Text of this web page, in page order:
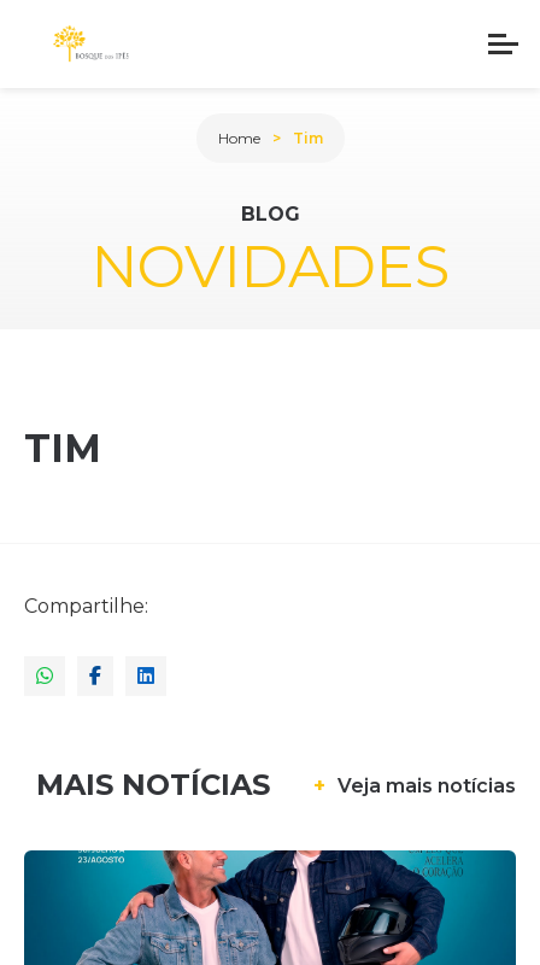
BLOG
NOVIDADES
Home Tim
TIM
Compartilhe:
MAIS NOTÍCIAS + Veja mais notícias